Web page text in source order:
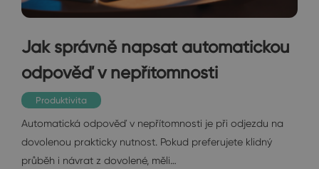
Jak správně napsat automatickou
odpověď v nepřítomnosti
Produktivita
Automatická odpověď v nepřítomnosti je při odjezdu na
dovolenou prakticky nutnost. Pokud preferujete klidný
průběh i návrat z dovolené, měli…